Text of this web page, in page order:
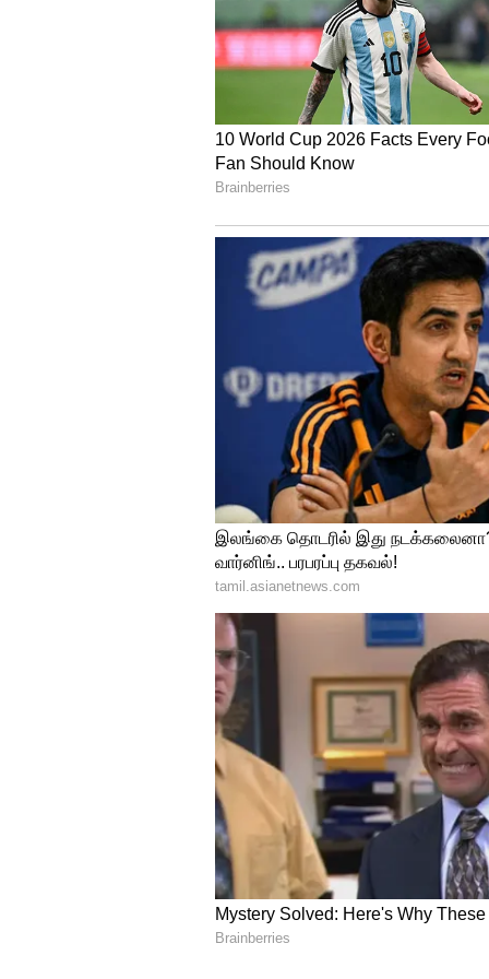
கடகம்: மற்றவர்களை நம்புவது
எதிர்காலத்தைத்
முன்னுரிமை கொடுங்கள்.
5
12
சிம்மம்: இன்றைய நாள்